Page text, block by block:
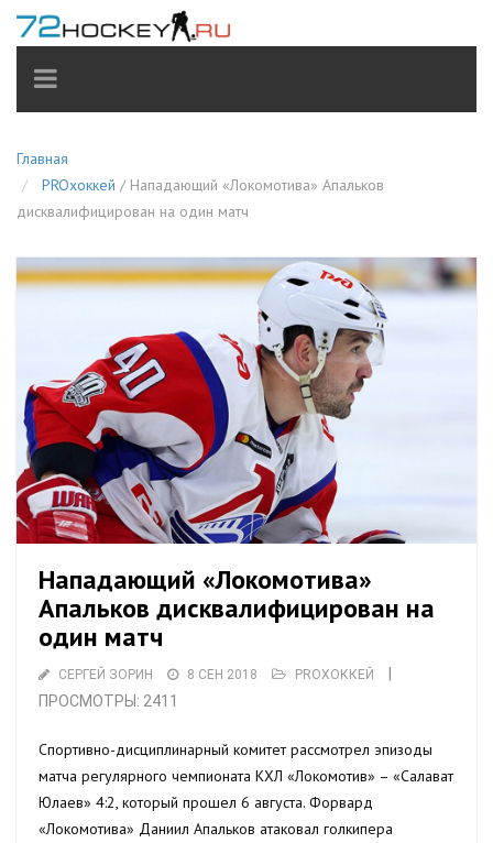
TOGGLE
NAVIGATION
Главная
PROхоккей / Нападающий «Локомотива» Апальков
дисквалифицирован на один матч
Нападающий «Локомотива»
Апальков дисквалифицирован на
один матч
СЕРГЕЙ ЗОРИН 8 СЕН 2018 PROХОККЕЙ
ПРОСМОТРЫ: 2411
Спортивно-дисциплинарный комитет рассмотрел эпизоды
матча регулярного чемпионата КХЛ «Локомотив» – «Салават
Юлаев» 4:2, который прошел 6 августа. Форвард
«Локомотива» Даниил Апальков атаковал голкипера